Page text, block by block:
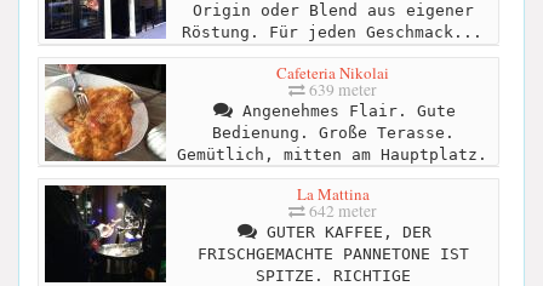
Origin oder Blend aus eigener
Röstung. Für jeden Geschmack...
Cafeteria Nikolai
639 meter
Angenehmes Flair. Gute
Bedienung. Große Terasse.
Gemütlich, mitten am Hauptplatz.
La Mattina
642 meter
GUTER KAFFEE, DER
FRISCHGEMACHTE PANNETONE IST
SPITZE. RICHTIGE